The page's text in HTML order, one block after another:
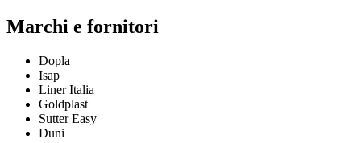
Marchi e fornitori
Dopla
Isap
Liner Italia
Goldplast
Sutter Easy
Duni